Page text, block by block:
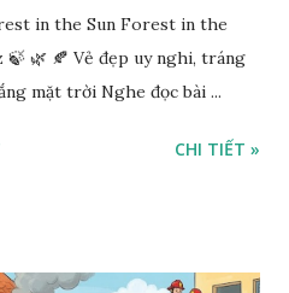
in the Sun Forest in the
🌿 🍂 Vẻ đẹp uy nghi, tráng
mặt trời Nghe đọc bài ...
CHI TIẾT »